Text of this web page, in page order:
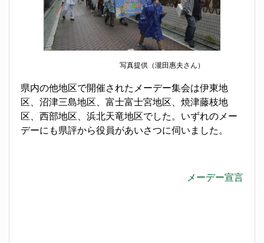
写真提供（瀧田惠夫さん）
県内の他地区で開催されたメーデー集会は伊東地
区、沼津三島地区、富士富士宮地区、焼津藤枝地
区、西部地区、浜北天竜地区でした。いずれのメー
デーにも県評から役員があいさつに伺いました。
メーデー宣言